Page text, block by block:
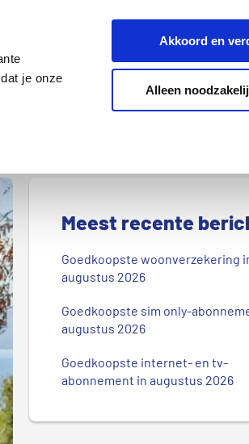
je onze
Akkoord en
Alleen
Z
e
k
d
n
b
o
g
.
.
P
e
Meest recente
Goedkoopste woonverzekering
augustus 2026
Goedkoopste sim only-
augustus 2026
Goedkoopste internet- en tv-
abonnement in augustus 2026